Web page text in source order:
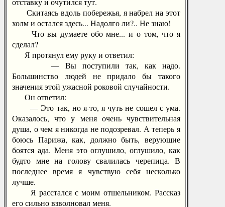
Скитаясь вдоль побережья, я набрел на этот
холм и остался здесь... Надолго ли?.. Не знаю!
Что вы думаете обо мне... и о том, что я
сделал?
Я протянул ему руку и ответил:
— Вы поступили так, как надо.
Большинство людей не придало бы такого
значения этой ужасной роковой случайности.
Он ответил:
— Это так, но я-то, я чуть не сошел с ума.
Оказалось, что у меня очень чувствительная
душа, о чем я никогда не подозревал. А теперь я
боюсь Парижа, как, должно быть, верующие
боятся ада. Меня это оглушило, оглушило, как
будто мне на голову свалилась черепица. В
последнее время я чувствую себя несколько
лучше.
Я расстался с моим отшельником. Рассказ
его сильно взволновал меня.